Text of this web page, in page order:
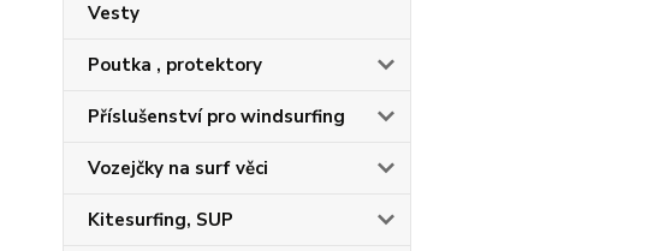
Vesty
Poutka , protektory
Příslušenství pro windsurfing
Vozejčky na surf věci
Kitesurfing, SUP